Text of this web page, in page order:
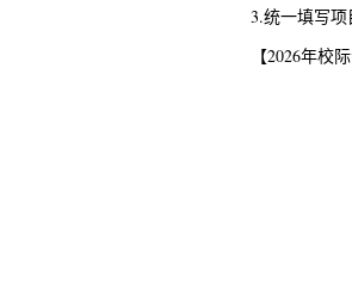
3.统一填写
【2026年校